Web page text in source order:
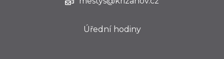
Úřední hodiny